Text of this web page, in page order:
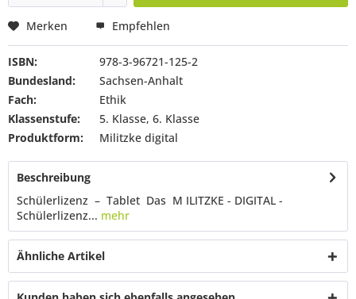
Merken Empfehlen
ISBN:
978-3-96721-125-2
Bundesland:
Sachsen-Anhalt
Fach:
Ethik
Klassenstufe:
5. Klasse, 6. Klasse
Produktform:
Militzke digital
Beschreibung
Schülerlizenz – Tablet Das M ILITZKE - DIGITAL -
Schülerlizenz... mehr
Ähnliche Artikel